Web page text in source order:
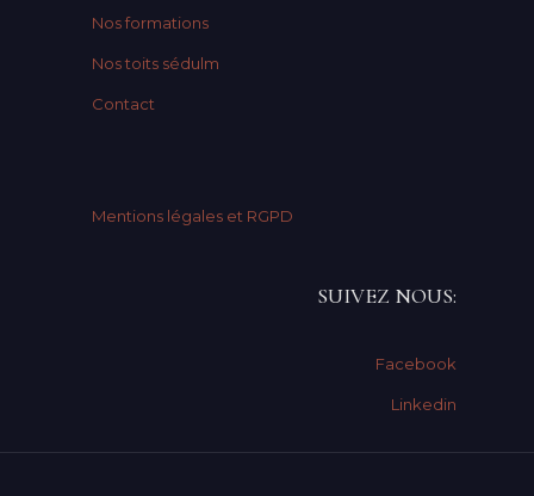
Nos formations
Nos toits sédulm
Contact
Mentions légales et RGPD
SUIVEZ NOUS:
Facebook
Linkedin